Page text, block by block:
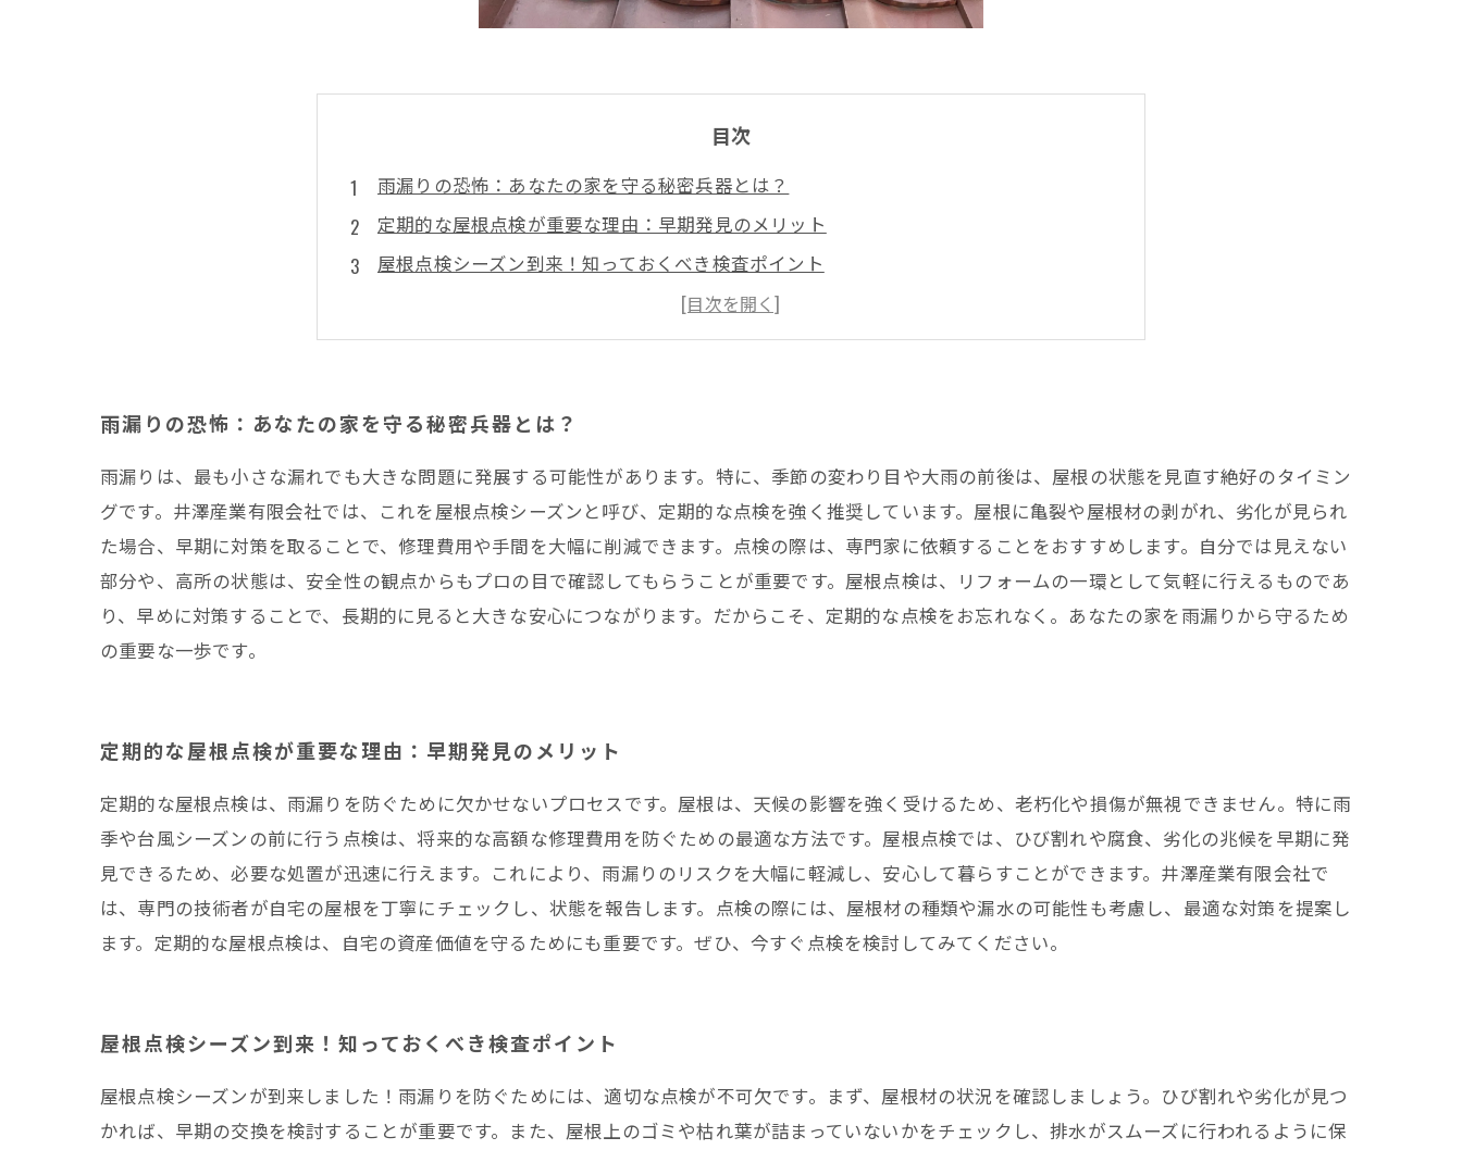
目次
雨漏りの恐怖：あなたの家を守る秘密兵器とは？
定期的な屋根点検が重要な理由：早期発見のメリット
屋根点検シーズン到来！知っておくべき検査ポイント
プロが教える！屋根点検の実施方法とその効果
雨漏りを未然に防ぐためのベストプラクティス
あなたの家の未来を守るために：今こそ行動の時
井澤産業有限会社│ 熱田区・中村区など名古屋市内および愛知県での施工実績はこちら
雨漏りの恐怖：あなたの家を守る秘密兵器とは？
雨漏りは、最も小さな漏れでも大きな問題に発展する可能性があります。特に、季節の変わり目や大雨の前後は、屋根の状態を見直す絶好のタイミン
グです。井澤産業有限会社では、これを屋根点検シーズンと呼び、定期的な点検を強く推奨しています。屋根に亀裂や屋根材の剥がれ、劣化が見られ
た場合、早期に対策を取ることで、修理費用や手間を大幅に削減できます。点検の際は、専門家に依頼することをおすすめします。自分では見えない
部分や、高所の状態は、安全性の観点からもプロの目で確認してもらうことが重要です。屋根点検は、リフォームの一環として気軽に行えるものであ
り、早めに対策することで、長期的に見ると大きな安心につながります。だからこそ、定期的な点検をお忘れなく。あなたの家を雨漏りから守るため
の重要な一歩です。
定期的な屋根点検が重要な理由：早期発見のメリット
定期的な屋根点検は、雨漏りを防ぐために欠かせないプロセスです。屋根は、天候の影響を強く受けるため、老朽化や損傷が無視できません。特に雨
季や台風シーズンの前に行う点検は、将来的な高額な修理費用を防ぐための最適な方法です。屋根点検では、ひび割れや腐食、劣化の兆候を早期に発
見できるため、必要な処置が迅速に行えます。これにより、雨漏りのリスクを大幅に軽減し、安心して暮らすことができます。井澤産業有限会社で
は、専門の技術者が自宅の屋根を丁寧にチェックし、状態を報告します。点検の際には、屋根材の種類や漏水の可能性も考慮し、最適な対策を提案し
ます。定期的な屋根点検は、自宅の資産価値を守るためにも重要です。ぜひ、今すぐ点検を検討してみてください。
屋根点検シーズン到来！知っておくべき検査ポイント
屋根点検シーズンが到来しました！雨漏りを防ぐためには、適切な点検が不可欠です。まず、屋根材の状況を確認しましょう。ひび割れや劣化が見つ
かれば、早期の交換を検討することが重要です。また、屋根上のゴミや枯れ葉が詰まっていないかをチェックし、排水がスムーズに行われるように保